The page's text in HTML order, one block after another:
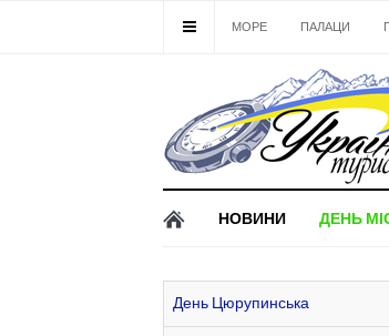
МОРЕ ПАЛАЦИ
НОВИНИ ДЕНЬ
День Цюрупинська